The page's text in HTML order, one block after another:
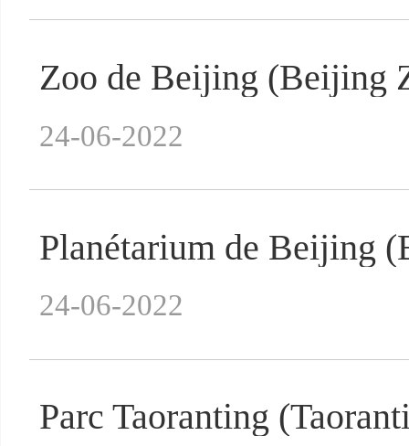
Zoo de Beijing (Beijing
24-06-2022
Planétarium de Beijing
24-06-2022
Parc Taoranting